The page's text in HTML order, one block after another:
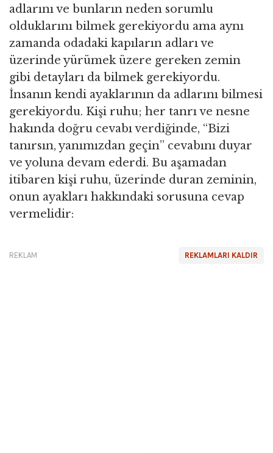
adlarını ve bunların neden sorumlu
olduklarını bilmek gerekiyordu ama aynı
zamanda odadaki kapıların adları ve
üzerinde yürümek üzere gereken zemin
gibi detayları da bilmek gerekiyordu.
İnsanın kendi ayaklarının da adlarını bilmesi
gerekiyordu. Kişi ruhu; her tanrı ve nesne
hakında doğru cevabı verdiğinde, “Bizi
tanırsın, yanımızdan geçin” cevabını duyar
ve yoluna devam ederdi. Bu aşamadan
itibaren kişi ruhu, üzerinde duran zeminin,
onun ayakları hakkındaki sorusuna cevap
vermelidir:
REKLAMLARI KALDIR
REKLAM